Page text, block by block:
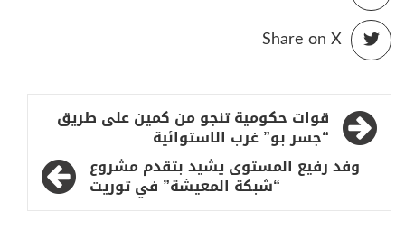
Share on X
تصفّح
المقالات
قوات حكومية تنجو من كمين على طريق
“جسر بو” غرب الاستوائية
وفد رفيع المستوى يشيد بتقدم مشروع
“شبكة المعيشة” في توريت